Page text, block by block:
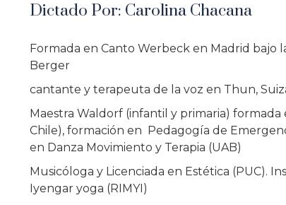
Dictado Por: Carolina Chacana
Formada en Canto Werbeck en Madrid bajo
Berger
cantante y terapeuta de la voz en Thun,
Maestra Waldorf (infantil y primaria) formada
Chile), formación en Pedagogía de
en Danza Movimiento y Terapia (UAB)
Musicóloga y Licenciada en Estética (PUC).
Iyengar yoga (RIMYI)